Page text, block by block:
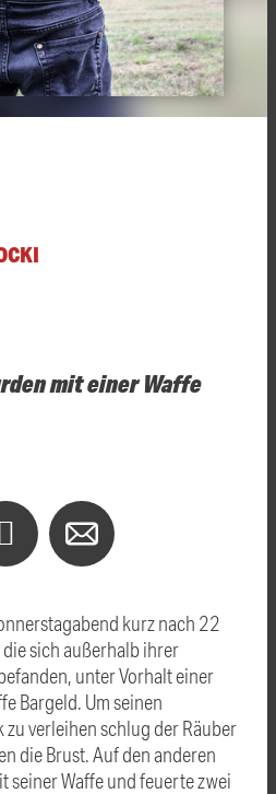
mit einer Waffe
kurz nach 22
sich außerhalb ihrer
unter Vorhalt einer
Bargeld. Um seinen
verleihen schlug der Räuber
die Brust. Auf den anderen
seiner Waffe und feuerte zwei